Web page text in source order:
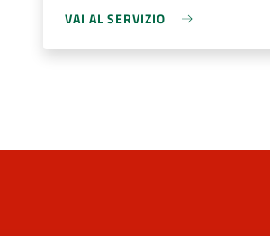
VAI AL SERVIZIO